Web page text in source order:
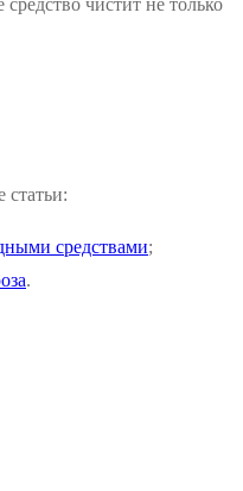
чистит не только
статьи:
средствами;
.